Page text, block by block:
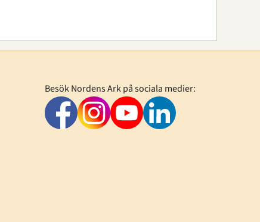
Besök Nordens Ark på sociala medier: